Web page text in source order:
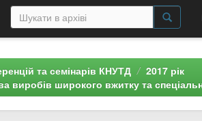
та семінарів КНУТД
2017 рік
виробів широкого вжитку та